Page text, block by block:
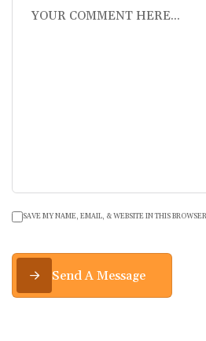
SAVE MY NAME, EMAIL, & WEBSITE IN THIS
Send A Message